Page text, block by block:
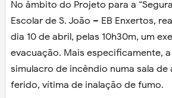
No âmbito do Projeto para a
Escolar de S. João – EB Enxertos,
dia 10 de abril, pelas 10h30m, um
evacuação. Mais especificamente,
simulacro de incêndio numa sala de
ferido, vítima de inalação de fumo.